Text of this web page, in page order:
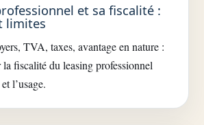
et sa fiscalité :
limites
TVA, taxes, avantage en nature :
fiscalité du leasing professionnel
l’usage.